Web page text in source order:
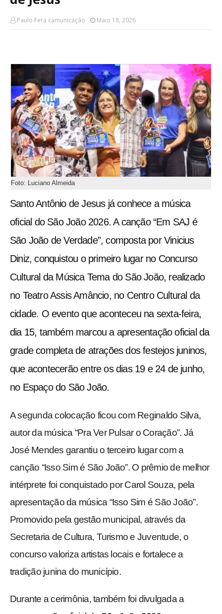
Paulo Fera camunicação Maio 18, 2026
Foto: Luciano Almeida
Santo Antônio de Jesus já conhece a música
oficial do São João 2026. A canção “Em SAJ é
São João de Verdade”, composta por Vinicius
Diniz, conquistou o primeiro lugar no Concurso
Cultural da Música Tema do São João, realizado
no Teatro Assis Amâncio, no Centro Cultural da
cidade. O evento que aconteceu na sexta-feira,
dia 15, também marcou a apresentação oficial da
grade completa de atrações dos festejos juninos,
que acontecerão entre os dias 19 e 24 de junho,
no Espaço do São João.
A segunda colocação ficou com Reginaldo Silva,
autor da música “Pra Ver Pulsar o Coração”. Já
José Mendes garantiu o terceiro lugar com a
canção “Isso Sim é São João”. O prêmio de melhor
intérprete foi conquistado por Carol Souza, pela
apresentação da música “Isso Sim é São João”.
Promovido pela gestão municipal, através da
Secretaria de Cultura, Turismo e Juventude, o
concurso valoriza artistas locais e fortalece a
tradição junina do município.
Durante a cerimônia, também foi divulgada a